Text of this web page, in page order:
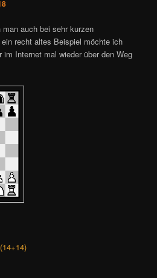
man auch bei sehr kurzen
recht altes Beispiel möchte ich
Internet mal wieder über den Weg